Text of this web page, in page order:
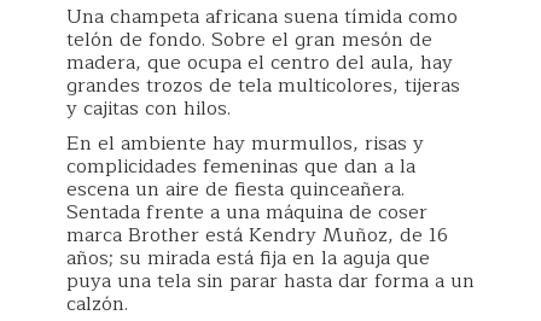
Una champeta africana suena tímida como
telón de fondo. Sobre el gran mesón de
madera, que ocupa el centro del aula, hay
grandes trozos de tela multicolores, tijeras
y cajitas con hilos.
En el ambiente hay murmullos, risas y
complicidades femeninas que dan a la
escena un aire de fiesta quinceañera.
Sentada frente a una máquina de coser
marca Brother está Kendry Muñoz, de 16
años; su mirada está fija en la aguja que
puya una tela sin parar hasta dar forma a un
calzón.